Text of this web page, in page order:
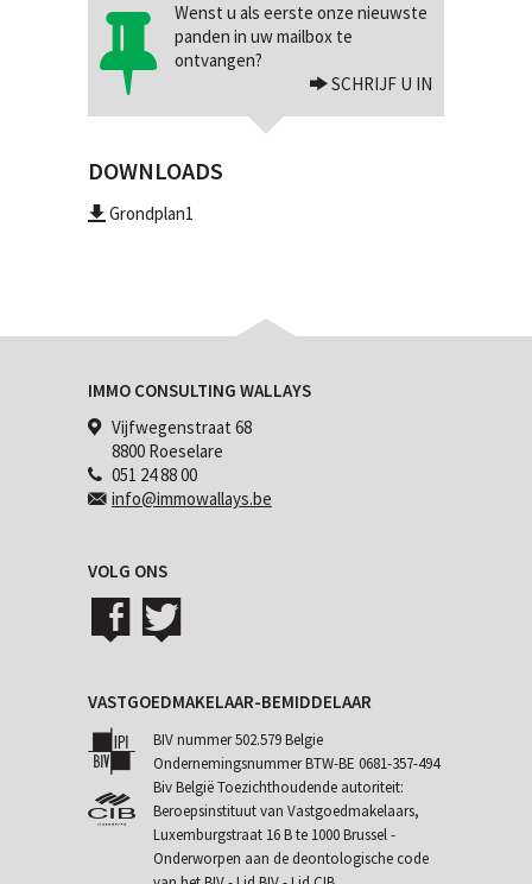
Wenst u als eerste onze nieuwste
panden in uw mailbox te
ontvangen?
SCHRIJF U IN
DOWNLOADS
Grondplan1
IMMO CONSULTING WALLAYS
Vijfwegenstraat 68
8800 Roeselare
051 24 88 00
info@immowallays.be
VOLG ONS
VASTGOEDMAKELAAR-BEMIDDELAAR
BIV nummer 502.579 Belgie
Ondernemingsnummer BTW-BE 0681-357-494
Biv België Toezichthoudende autoriteit:
Beroepsinstituut van Vastgoedmakelaars,
Luxemburgstraat 16 B te 1000 Brussel -
Onderworpen aan de deontologische code